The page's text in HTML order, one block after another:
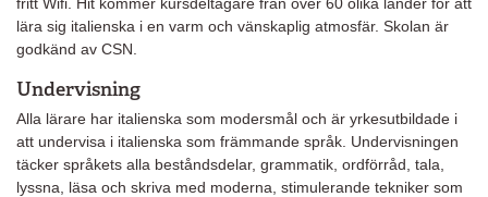
fritt Wifi. Hit kommer kursdeltagare från över 60 olika länder för att
lära sig italienska i en varm och vänskaplig atmosfär. Skolan är
godkänd av CSN.
Undervisning
Alla lärare har italienska som modersmål och är yrkesutbildade i
att undervisa i italienska som främmande språk. Undervisningen
täcker språkets alla beståndsdelar, grammatik, ordförråd, tala,
lyssna, läsa och skriva med moderna, stimulerande tekniker som